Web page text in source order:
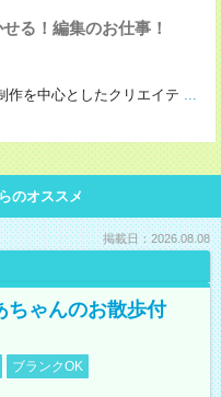
る！編集のお仕事！
作を中心としたクリエイテ ...
のオススメ
掲載日：2026.08.08
ちゃんのお散歩付
ブランクOK